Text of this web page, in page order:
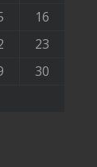
16
23
30